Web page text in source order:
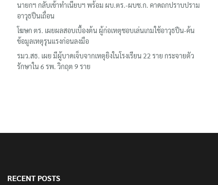
นายกฯ กลับเข้าทำเนียบฯ พร้อม ผบ.ตร.-ผบช.ก. คาดถกปราบปราม
อาวุธปืนเถื่อน
โฆษก ตร. เผยผลสอบเบื้องต้น ผู้ก่อเหตุชอบเล่นเกมใช้อาวุธปืน-ค้น
ข้อมูลเหตุรุนแรงก่อนลงมือ
รมว.สธ. เผย มีผู้บาดเจ็บจากเหตุยิงในโรงเรียน 22 ราย กระจายตัว
รักษาใน 6 รพ. วิกฤต 9 ราย
RECENT POSTS